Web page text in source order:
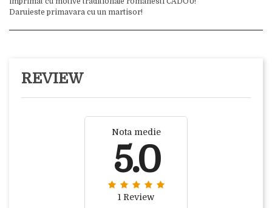
Daruieste primavara cu un martisor!
REVIEW
Nota medie
5.0
1 Review